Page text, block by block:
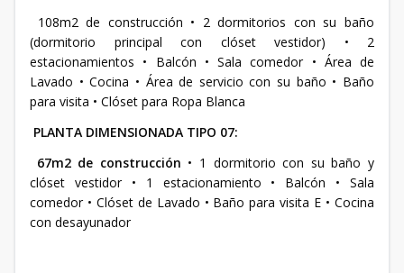
108m2 de construcción • 2 dormitorios con su baño
(dormitorio principal con clóset vestidor) • 2
estacionamientos • Balcón • Sala comedor • Área de
Lavado • Cocina • Área de servicio con su baño • Baño
para visita • Clóset para Ropa Blanca
PLANTA DIMENSIONADA TIPO 07:
67m2 de construcción • 1 dormitorio con su baño y
clóset vestidor • 1 estacionamiento • Balcón • Sala
comedor • Clóset de Lavado • Baño para visita E • Cocina
con desayunador